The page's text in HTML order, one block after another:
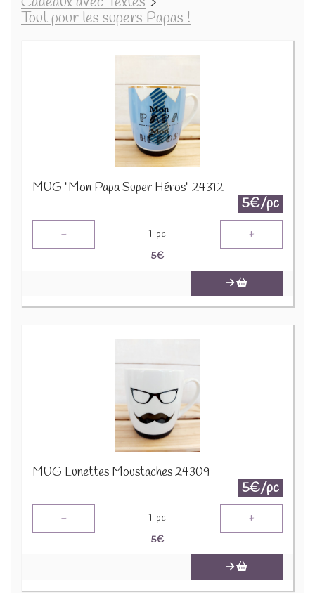
Tout pour les supers Papas !
MUG "Mon Papa Super Héros" 24312
5€/pc
- 1 pc +
5€
MUG Lunettes Moustaches 24309
5€/pc
- 1 pc +
5€